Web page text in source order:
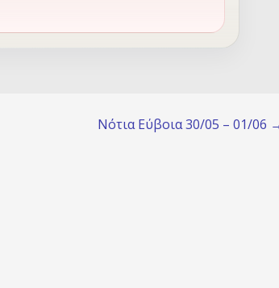
Νότια Εύβοια 30/05 – 01/06